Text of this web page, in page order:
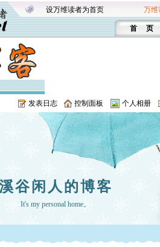
设万维读者为首页 万维
首 页
发表日志 控制面板 个人相册
谷闲人的博客
It's my personal home。